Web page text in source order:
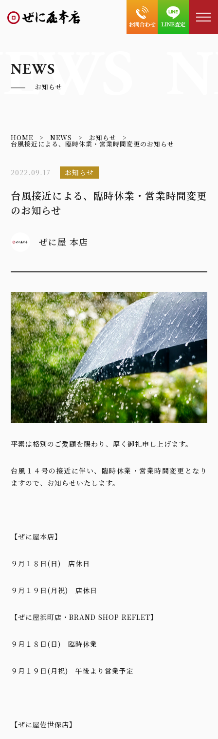
NEWS
お知らせ
HOME NEWS お知らせ
台風接近による、臨時休業・営業時間変更のお知らせ
2022.09.17 お知らせ
台風接近による、臨時休業・営業時間変更
のお知らせ
ぜに屋 本店
平素は格別のご愛顧を賜わり、厚く御礼申し上げます。
台風１４号の接近に伴い、臨時休業・営業時間変更となり
ますので、お知らせいたします。
【ぜに屋本店】
９月１８日(日) 店休日
９月１９日(月祝) 店休日
【ぜに屋浜町店・BRAND SHOP REFLET】
９月１８日(日) 臨時休業
９月１９日(月祝) 午後より営業予定
【ぜに屋佐世保店】